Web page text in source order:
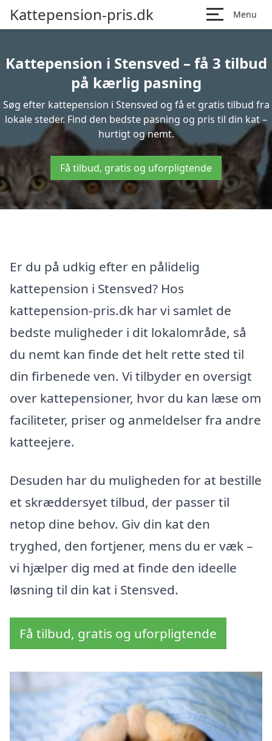
Kattepension-pris.dk Menu
Kattepension i Stensved – få 3 tilbud
på kærlig pasning
Søg efter kattepension i Stensved og få et gratis tilbud fra
lokale steder. Find den bedste pasning og pris til din kat –
hurtigt og nemt.
Få tilbud, gratis og uforpligtende
Er du på udkig efter en pålidelig
kattepension i Stensved? Hos
kattepension-pris.dk har vi samlet de
bedste muligheder i dit lokalområde, så
du nemt kan finde det helt rette sted til
din firbenede ven. Vi tilbyder en oversigt
over kattepensioner, hvor du kan læse om
faciliteter, priser og anmeldelser fra andre
katteejere.
Desuden har du muligheden for at bestille
et skræddersyet tilbud, der passer til
netop dine behov. Giv din kat den
tryghed, den fortjener, mens du er væk –
vi hjælper dig med at finde den ideelle
løsning til din kat i Stensved.
Få tilbud, gratis og uforpligtende